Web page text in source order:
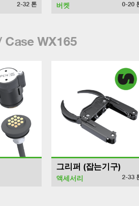
2-32 톤 버켓 0-20
Case WX165
그리퍼 (잡는기구)
액세서리 2-33